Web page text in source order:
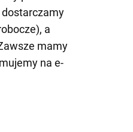
a
mamy
na e-